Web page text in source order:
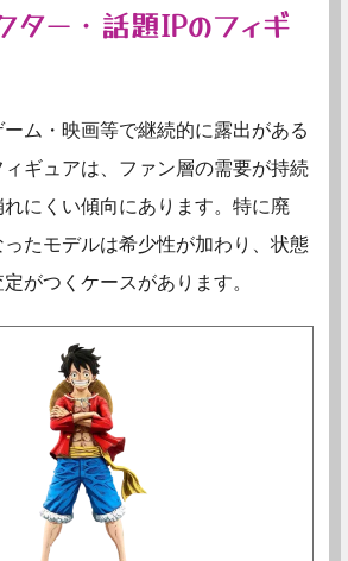
ター・話題IPのフィギ
ム・映画等で継続的に露出がある
ギュアは、ファン層の需要が持続
れにくい傾向にあります。特に廃
たモデルは希少性が加わり、状態
がつくケースがあります。